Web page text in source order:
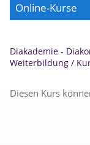
Online-Kurse
Diakademie -
Weiterbildung /
Diesen Kurs